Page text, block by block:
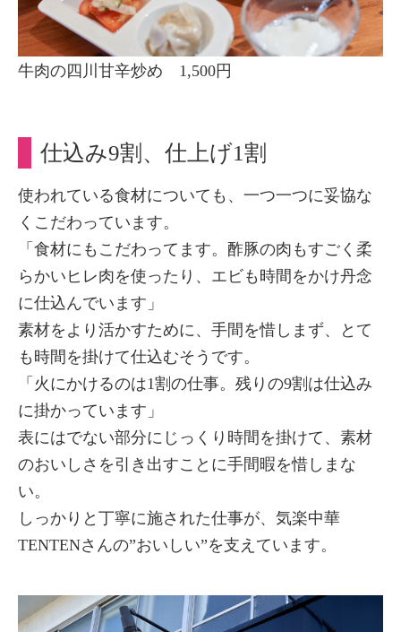
牛肉の四川甘辛炒め 1,500円
仕込み9割、仕上げ1割
使われている食材についても、一つ一つに妥協な
くこだわっています。
「食材にもこだわってます。酢豚の肉もすごく柔
らかいヒレ肉を使ったり、エビも時間をかけ丹念
に仕込んでいます」
素材をより活かすために、手間を惜しまず、とて
も時間を掛けて仕込むそうです。
「火にかけるのは1割の仕事。残りの9割は仕込み
に掛かっています」
表にはでない部分にじっくり時間を掛けて、素材
のおいしさを引き出すことに手間暇を惜しまな
い。
しっかりと丁寧に施された仕事が、気楽中華
TENTENさんの”おいしい”を支えています。